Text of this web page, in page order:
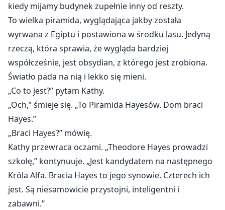
kiedy mijamy budynek zupełnie inny od reszty.
To wielka piramida, wyglądająca jakby została
wyrwana z Egiptu i postawiona w środku lasu. Jedyną
rzeczą, która sprawia, że wygląda bardziej
współcześnie, jest obsydian, z którego jest zrobiona.
Światło pada na nią i lekko się mieni.
„Co to jest?” pytam Kathy.
„Och,” śmieje się. „To Piramida Hayesów. Dom braci
Hayes.”
„Braci Hayes?” mówię.
Kathy przewraca oczami. „Theodore Hayes prowadzi
szkołę,” kontynuuje. „Jest kandydatem na następnego
Króla Alfa. Bracia Hayes to jego synowie. Czterech ich
jest. Są niesamowicie przystojni, inteligentni i
zabawni.”